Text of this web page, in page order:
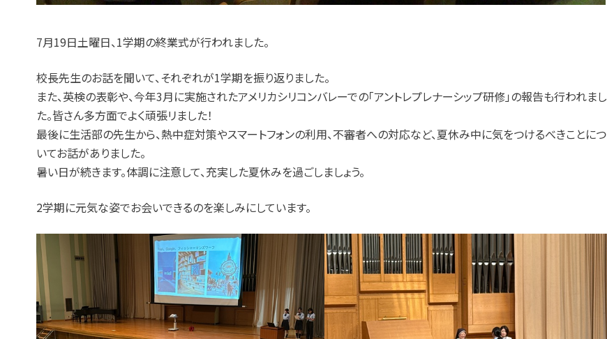
7月19日土曜日、1学期の終業式が行われました。
校長先生のお話を聞いて、それぞれが1学期を振り返りました。
また、英検の表彰や、今年3月に実施されたアメリカシリコンバレーでの「アントレプレナーシップ研修」の報告も行われまし
た。皆さん多方面でよく頑張リました！
最後に生活部の先生から、熱中症対策やスマートフォンの利用、不審者への対応など、夏休み中に気をつけるべきことにつ
いてお話がありました。
暑い日が続きます。体調に注意して、充実した夏休みを過ごしましょう。
2学期に元気な姿でお会いできるのを楽しみにしています。